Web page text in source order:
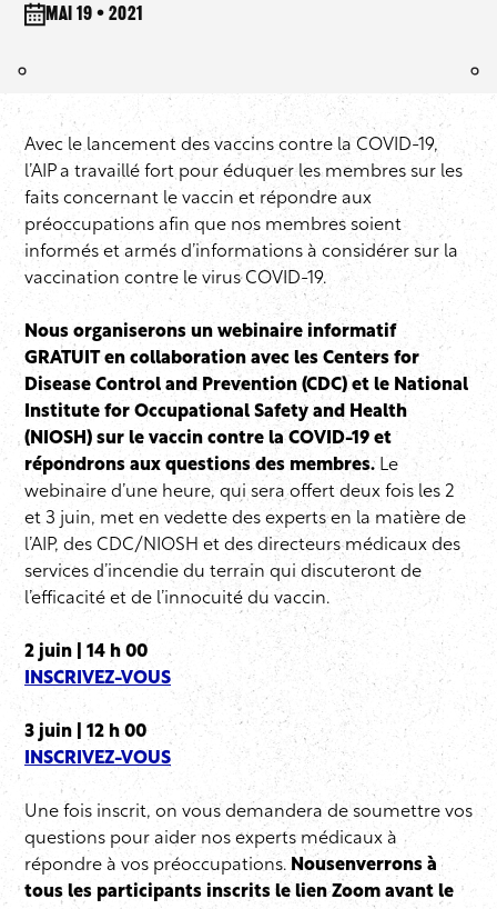
mai 19 • 2021
Avec le lancement des vaccins contre la COVID-19,
l’AIP a travaillé fort pour éduquer les membres sur les
faits concernant le vaccin et répondre aux
préoccupations afin que nos membres soient
informés et armés d’informations à considérer sur la
vaccination contre le virus COVID-19.
Nous organiserons un webinaire informatif
GRATUIT en collaboration avec les Centers for
Disease Control and Prevention (CDC) et le National
Institute for Occupational Safety and Health
(NIOSH) sur le vaccin contre la COVID-19 et
répondrons aux questions des membres. Le
webinaire d’une heure, qui sera offert deux fois les 2
et 3 juin, met en vedette des experts en la matière de
l’AIP, des CDC/NIOSH et des directeurs médicaux des
services d’incendie du terrain qui discuteront de
l’efficacité et de l’innocuité du vaccin.
2 juin | 14 h 00
INSCRIVEZ-VOUS
3 juin | 12 h 00
INSCRIVEZ-VOUS
Une fois inscrit, on vous demandera de soumettre vos
questions pour aider nos experts médicaux à
répondre à vos préoccupations. Nousenverrons à
tous les participants inscrits le lien Zoom avant le